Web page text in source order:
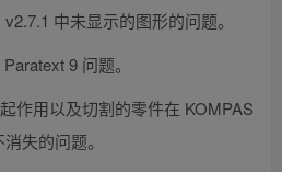
中未显示的图形的问题。
9 问题。
作用以及切割的零件在 KOMPAS
失的问题。